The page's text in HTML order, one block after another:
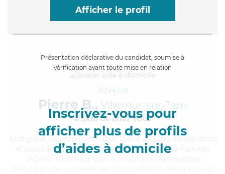
Afficher le profil
Présentation déclarative du candidat, soumise à
vérification avant toute mise en relation
Inscrivez-vous pour
afficher plus de profils
d’aides à domicile
JOYEUX
Pierre B., Villemur-sur-Tarn
à 5km de chez Vous
, volontaire et fiable, Pierre a 23 ans d'expérience
et possède un diplôme d'Assistante De Vie aux Familles